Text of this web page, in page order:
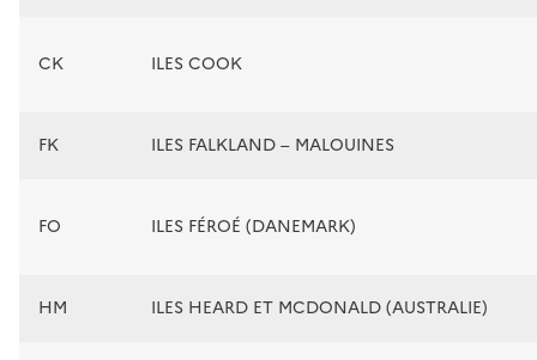
CK ILES COOK
FK ILES FALKLAND – MALOUINES
FO ILES FÉROÉ (DANEMARK)
HM ILES HEARD ET MCDONALD (AUSTRALIE)